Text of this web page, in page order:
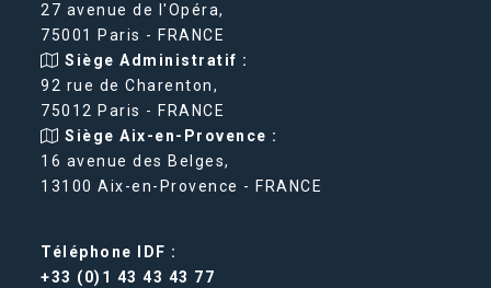
27 avenue de l'Opéra,
75001 Paris - FRANCE
Siège Administratif :
92 rue de Charenton,
75012 Paris - FRANCE
Siège Aix-en-Provence :
16 avenue des Belges,
13100 Aix-en-Provence - FRANCE
Téléphone IDF :
+33 (0)1 43 43 43 77